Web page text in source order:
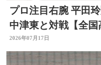
プロ注目右腕 平田
中津東と対戦【全
会】
2026年07月17日